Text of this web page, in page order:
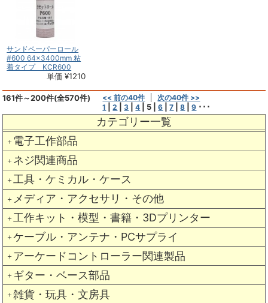
カテゴリー一覧
＋ 電子工作部品
＋ ネジ関連商品
＋ 工具・ケミカル・ケース
＋ メディア・アクセサリ・その他
＋ 工作キット・模型・書籍・3Dプリンター
＋ ケーブル・アンテナ・PCサプライ
＋ アーケードコントローラー関連製品
＋ ギター・ベース部品
＋ 雑貨・玩具・文房具
サンドペーパーロール
#600 64×3400mm 粘
着タイプ KCR600
単価 ¥1210
161件～200件(全570件) << 前の40件
次の40件 >>
1
|2 |3 |4 5 |6 |7 |8 |9 ･･･